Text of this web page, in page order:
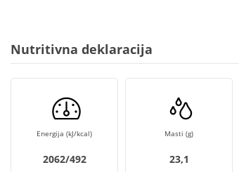
Nutritivna deklaracija
Energija (kJ/kcal)
2062/492
Masti (g)
23,1